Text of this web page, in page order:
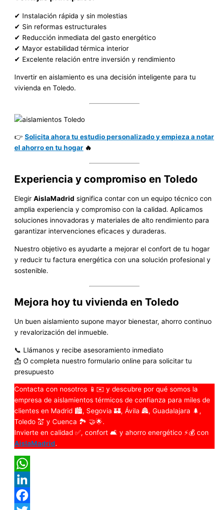
✔ Instalación rápida y sin molestias
✔ Sin reformas estructurales
✔ Reducción inmediata del gasto energético
✔ Mayor estabilidad térmica interior
✔ Excelente relación entre inversión y rendimiento
Invertir en aislamiento es una decisión inteligente para tu
vivienda en Toledo.
👉Solicita ahora tu estudio personalizado y empieza a notar
el ahorro en tu hogar 🔥
Experiencia y compromiso en Toledo
ElegirAislaMadrid significa contar con un equipo técnico con
amplia experiencia y compromiso con la calidad. Aplicamos
soluciones innovadoras y materiales de alto rendimiento para
garantizar intervenciones eficaces y duraderas.
Nuestro objetivo es ayudarte a mejorar el confort de tu hogar
y reducir tu factura energética con una solución profesional y
sostenible.
Mejora hoy tu vivienda en Toledo
Un buen aislamiento supone mayor bienestar, ahorro continuo
y revalorización del inmueble.
📞 Llámanos y recibe asesoramiento inmediato
📩 O completa nuestro formulario online para solicitar tu
presupuesto
Contacta con nosotros 📱✉️ y descubre por qué somos la
empresa de aislamientos térmicos de confianza para miles de
clientes en Madrid 🏙️, Segovia 🏰, Ávila 🏯, Guadalajara 🌲,
Toledo 💒 y Cuenca 🏞️ 🤝🌟.
Invierte en calidad ✅, confort 🛋️ y ahorro energético ⚡💰 con
AislaMadrid.
WhatsApp
LinkedIn